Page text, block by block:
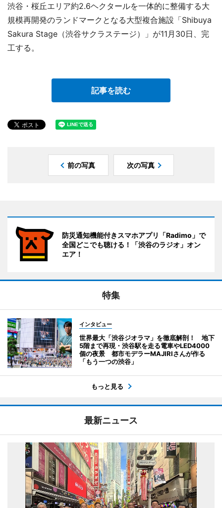
渋谷・桜丘エリア約2.6ヘクタールを一体的に整備する大
規模再開発のランドマークとなる大型複合施設「Shibuya
Sakura Stage（渋谷サクラステージ）」が11月30日、完
工する。
記事を読む
前の写真 次の写真
防災通知機能付きスマホアプリ「Radimo」で
全国どこでも聴ける！「渋谷のラジオ」オン
エア！
特集
インタビュー
世界最大「渋谷ジオラマ」を徹底解剖！ 地下
5階まで再現・渋谷駅を走る電車やLED4000
個の夜景 都市モデラーMAJIRIさんが作る
「もう一つの渋谷」
もっと見る
最新ニュース